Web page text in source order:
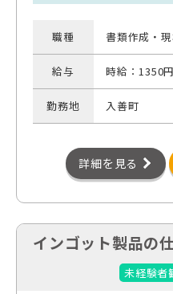
職種 書類作成・
給与 時給：1350円
勤務地 入善町
詳細を見る
インゴット製品の
未経験者